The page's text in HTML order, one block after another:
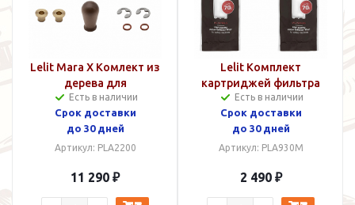
Lelit Mara X Комлект из
дерева для
кастомизации
Есть в наличии
Срок доставки
до 30 дней
Артикул: PLA2200
11 290 ₽
Lelit Комплект
картриджей фильтра
воды
Есть в наличии
Срок доставки
до 30 дней
Артикул: PLA930M
2 490 ₽